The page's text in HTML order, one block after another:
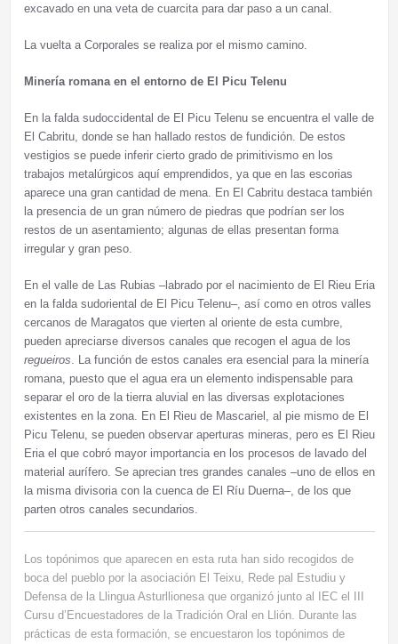
excavado en una veta de cuarcita para dar paso a un canal.
La vuelta a Corporales se realiza por el mismo camino.
Minería romana en el entorno de El Picu Telenu
En la falda sudoccidental de El Picu Telenu se encuentra el valle de
El Cabritu, donde se han hallado restos de fundición. De estos
vestigios se puede inferir cierto grado de primitivismo en los
trabajos metalúrgicos aquí emprendidos, ya que en las escorias
aparece una gran cantidad de mena. En El Cabritu destaca también
la presencia de un gran número de piedras que podrían ser los
restos de un asentamiento; algunas de ellas presentan forma
irregular y gran peso.
En el valle de Las Rubias –labrado por el nacimiento de El Rieu Eria
en la falda sudoriental de El Picu Telenu–, así como en otros valles
cercanos de Maragatos que vierten al oriente de esta cumbre,
pueden apreciarse diversos canales que recogen el agua de los
regueiros . La función de estos canales era esencial para la minería
romana, puesto que el agua era un elemento indispensable para
separar el oro de la tierra aluvial en las diversas explotaciones
existentes en la zona. En El Rieu de Mascariel, al pie mismo de El
Picu Telenu, se pueden observar aperturas mineras, pero es El Rieu
Eria el que cobró mayor importancia en los procesos de lavado del
material aurífero. Se aprecian tres grandes canales –uno de ellos en
la misma divisoria con la cuenca de El Ríu Duerna–, de los que
parten otros canales secundarios.
Los topónimos que aparecen en esta ruta han sido recogidos de
boca del pueblo por la asociación El Teixu, Rede pal Estudiu y
Defensa de la Llingua Asturllionesa que organizó junto al IEC el III
Cursu d’Encuestadores de la Tradición Oral en Llión. Durante las
prácticas de esta formación, se encuestaron los topónimos de